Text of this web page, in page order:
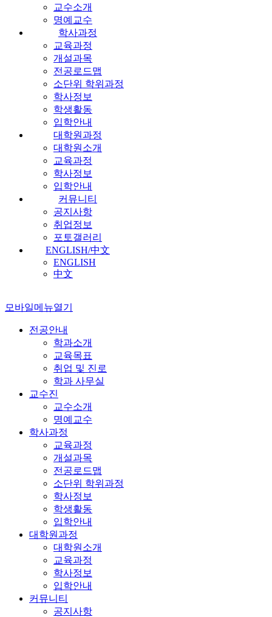
교수소개
명예교수
학사과정
교육과정
개설과목
전공로드맵
소단위 학위과정
학사정보
학생활동
입학안내
대학원과정
대학원소개
교육과정
학사정보
입학안내
커뮤니티
공지사항
취업정보
포토갤러리
ENGLISH/中文
ENGLISH
中文
모바일메뉴열기
전공안내
학과소개
교육목표
취업 및 진로
학과 사무실
교수진
교수소개
명예교수
학사과정
교육과정
개설과목
전공로드맵
소단위 학위과정
학사정보
학생활동
입학안내
대학원과정
대학원소개
교육과정
학사정보
입학안내
커뮤니티
공지사항